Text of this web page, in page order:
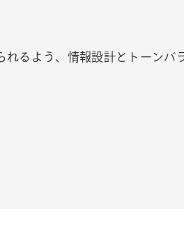
るよう、情報設計とトーンバ